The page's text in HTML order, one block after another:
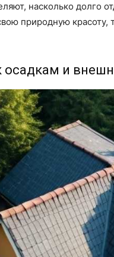
насколько долго
природную
осадкам и